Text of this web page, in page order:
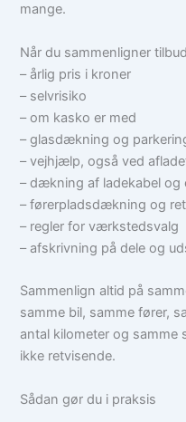
mange.
Når du sammenligner
– årlig pris i kroner
– selvrisiko
– om kasko er med
– glasdækning og
– vejhjælp, også ved
– dækning af ladekabel og
– førerpladsdækning og
– regler for værkstedsvalg
– afskrivning på dele og
Sammenlign altid på
samme bil, samme fører,
antal kilometer og samme
ikke retvisende.
Sådan gør du i praksis